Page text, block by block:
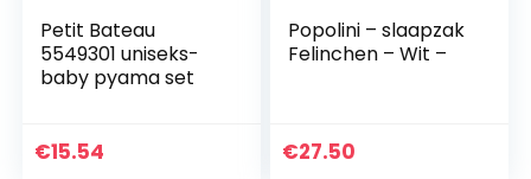
Petit Bateau
5549301 uniseks-
baby pyama set
€15.54
Popolini – slaapzak
Felinchen – Wit –
€27.50